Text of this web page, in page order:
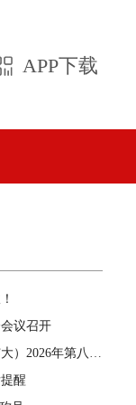
APP下载
议召开
工委、区委理论学习中心组（扩大）2026年第八次集体学习举行
醒